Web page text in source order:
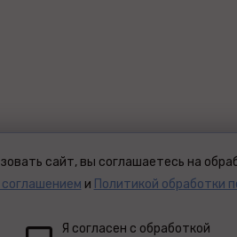
сайт, вы соглашаетесь на
и Политикой обработки
Я согласен с обработкой